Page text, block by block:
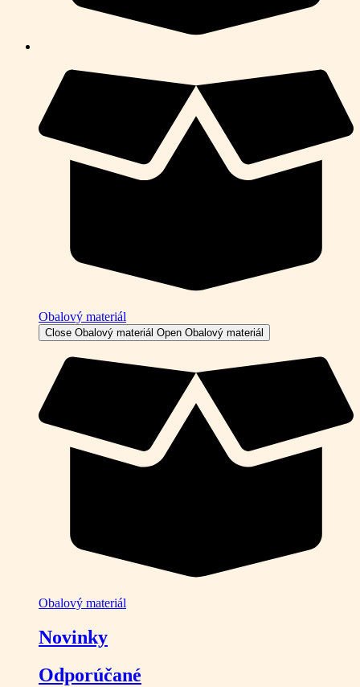
Obalový materiál
Close Obalový materiál Open Obalový materiál
Obalový materiál
Novinky
Odporúčané